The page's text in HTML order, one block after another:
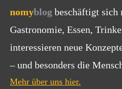
nomyblog beschäftigt sich
Gastronomie, Essen,
interessieren neue
– und besonders die
Mehr über uns hier.